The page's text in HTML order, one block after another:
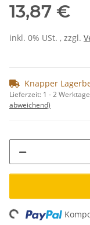
13,87 €
inkl. 0% USt. , zzgl.
Knapper
Lieferzeit: 1 - 2 Werktage
abweichend)